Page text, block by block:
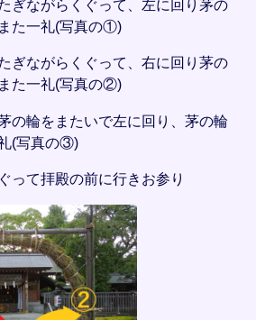
ぎながらくぐって、左に回り茅の
た一礼(写真の①)
ぎながらくぐって、右に回り茅の
た一礼(写真の②)
の輪をまたいで左に回り、茅の輪
(写真の③)
って拝殿の前に行きお参り